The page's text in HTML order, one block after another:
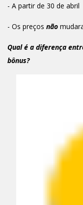
- A partir de 30 de abril
- Os preços não
Qual é a diferença
bônus?